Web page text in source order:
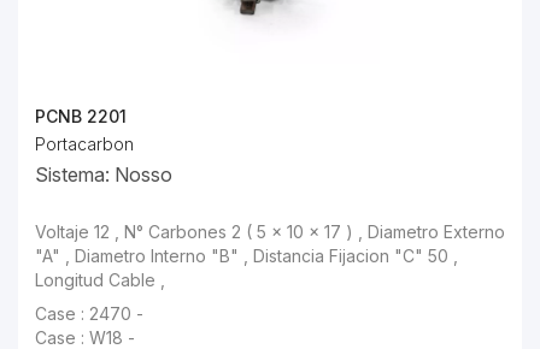
PCNB 2201
Portacarbon
Sistema: Nosso
Voltaje 12 , N° Carbones 2 ( 5 x 10 x 17 ) , Diametro Externo
"A" , Diametro Interno "B" , Distancia Fijacion "C" 50 ,
Longitud Cable ,
Case : 2470 -
Case : W18 -